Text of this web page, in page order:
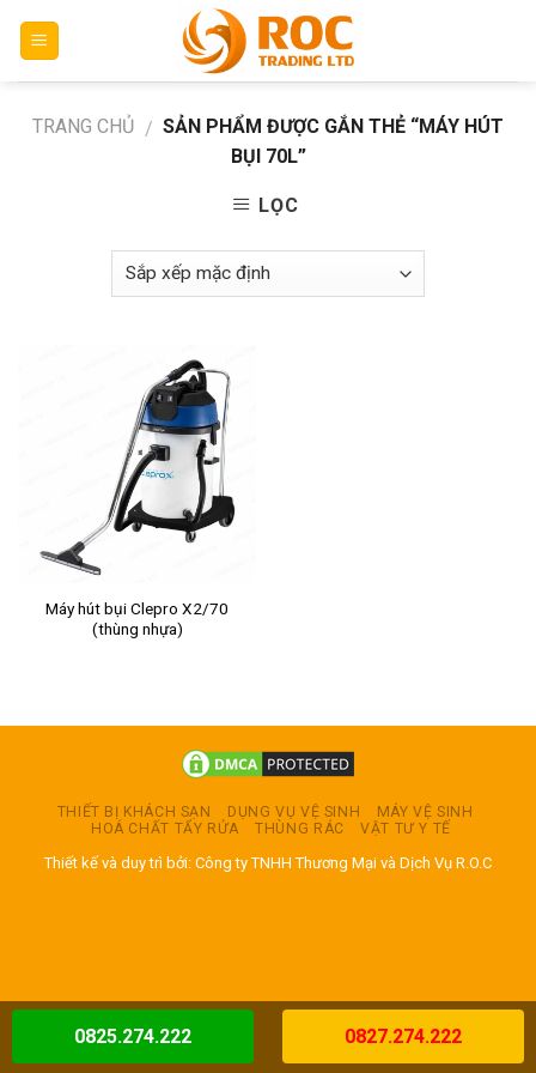
TRANG CHỦ / SẢN PHẨM ĐƯỢC GẮN THẺ “MÁY HÚT
BỤI 70L”
LỌC
Máy hút bụi Clepro X2/70
(thùng nhựa)
THIẾT BỊ KHÁCH SẠN DỤNG VỤ VỆ SINH
MÁY VỆ SINH
HOÁ CHẤT TẨY RỬA
THÙNG RÁC VẬT TƯ Y TẾ
Thiết kế và duy trì bởi: Công ty TNHH Thương Mại và Dịch Vụ R.O.C
0825.274.222 0827.274.222